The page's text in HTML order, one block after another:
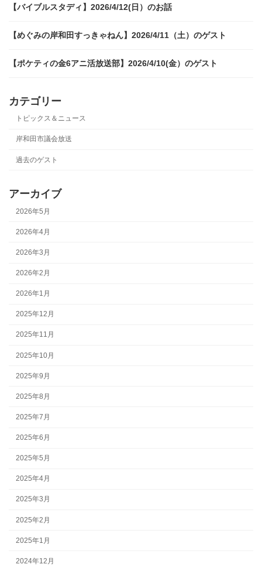
【バイブルスタディ】2026/4/12(日）のお話
【めぐみの岸和田すっきゃねん】2026/4/11（土）のゲスト
【ポケティの金6アニ活放送部】2026/4/10(金）のゲスト
カテゴリー
トピックス＆ニュース
岸和田市議会放送
過去のゲスト
アーカイブ
2026年5月
2026年4月
2026年3月
2026年2月
2026年1月
2025年12月
2025年11月
2025年10月
2025年9月
2025年8月
2025年7月
2025年6月
2025年5月
2025年4月
2025年3月
2025年2月
2025年1月
2024年12月